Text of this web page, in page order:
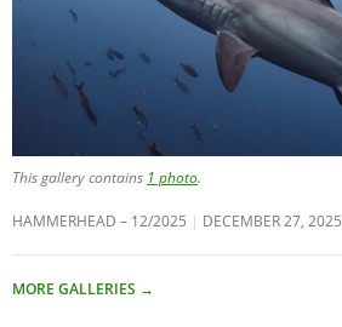
This gallery contains 1 photo.
HAMMERHEAD – 12/2025 DECEMBER 27, 2025
MORE GALLERIES →